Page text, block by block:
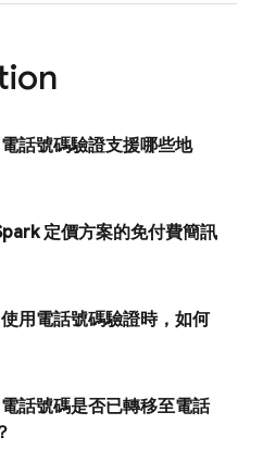
電話號碼驗證支援哪些地
定價方案的免付費簡訊
使用電話號碼驗證時，如何
電話號碼是否已轉移至電話